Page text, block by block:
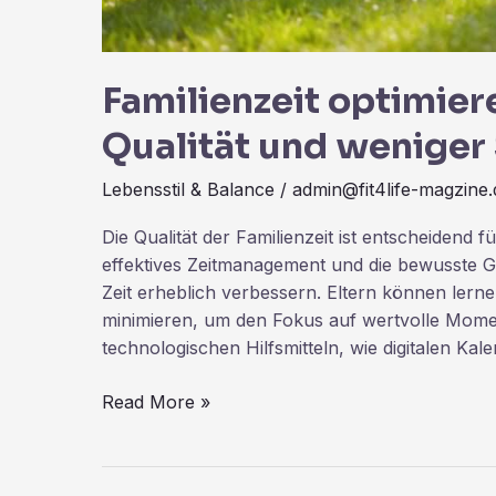
Familienzeit
Qualität und
Lebensstil & Balance / admin@fit4life-
Die Qualität der Familienzeit ist entscheidend
effektives Zeitmanagement und die bewusste
Zeit erheblich verbessern. Eltern können
minimieren, um den Fokus auf wertvolle
technologischen Hilfsmitteln, wie digitalen
Read More »